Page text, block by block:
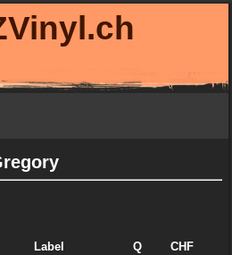
Label Q
CHF